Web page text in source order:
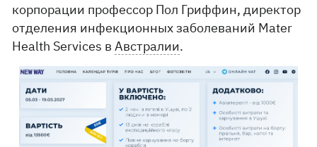
корпорации профессор Пол Гриффин, директор
отделения инфекционных заболеваний Mater
Health Services вАвстралии.